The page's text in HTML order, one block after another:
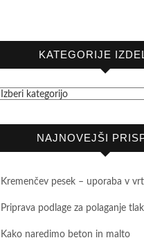
KATEGORIJE
NAJNOVEJŠI
Kremenčev pesek – uporaba v
Priprava podlage za polaganje
Kako naredimo beton in malto